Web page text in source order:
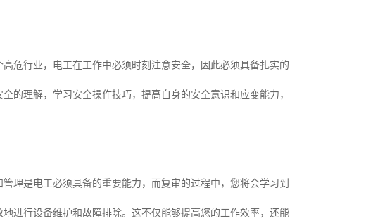
危行业，电工在工作中必须时刻注意安全，因此必须具备扎实的
的理解，学习安全操作技巧，提高自身的安全意识和应变能力，
理是电工必须具备的重要能力，而复审的过程中，您将会学习到
进行设备维护和故障排除。这不仅能够提高您的工作效率，还能